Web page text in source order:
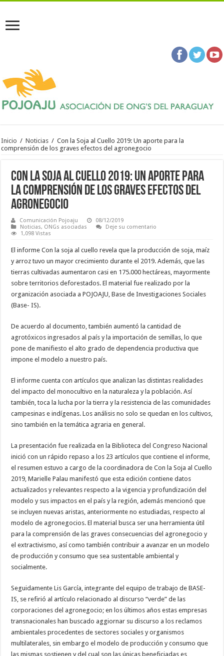
Inicio / Noticias / Con la Soja al Cuello 2019: Un aporte para la
comprensión de los graves efectos del agronegocio
Con la Soja al Cuello 2019: Un aporte para
la comprensión de los graves efectos del
agronegocio
Comunicación Pojoaju
08/12/2019
Noticias, ONGs asociadas
Deje su comentario
1,098 Vistas
El informe Con la soja al cuello revela que la producción de soja, maíz
y arroz tuvo un mayor crecimiento durante el 2019. Además, que las
tierras cultivadas aumentaron casi en 175.000 hectáreas, mayormente
sobre territorios deforestados. El material fue realizado por la
organización asociada a POJOAJU, Base de Investigaciones Sociales
(Base- IS).
De acuerdo al documento, también aumentó la cantidad de
agrotóxicos ingresados al país y la importación de semillas, lo que
pone de manifiesto el alto grado de dependencia productiva que
impone el modelo a nuestro país.
El informe cuenta con artículos que analizan las distintas realidades
del impacto del monocultivo en la naturaleza y la población. Así
también, toca la lucha por la tierra y la resistencia de las comunidades
campesinas e indígenas. Los análisis no solo se quedan en los cultivos,
sino también en la temática agraria en general.
La presentación fue realizada en la Biblioteca del Congreso Nacional
inició con un rápido repaso a los 23 artículos que contiene el informe,
el resumen estuvo a cargo de la coordinadora de Con la Soja al Cuello
2019, Marielle Palau manifestó que esta edición contiene datos
actualizados y relevantes respecto a la vigencia y profundización del
modelo y sus impactos en el país y la región, además mencionó que
se incluyen nuevas aristas, anteriormente no estudiadas, respecto al
modelo de agronegocios. El material busca ser una herramienta útil
para la comprensión de las graves consecuencias del agronegocio y
el extractivismo, así como también contribuir a avanzar en un modelo
de producción y consumo que sea sustentable ambiental y
socialmente.
Seguidamente Lis García, integrante del equipo de trabajo de BASE-
IS, se refirió al artículo relacionado al discurso “verde” de las
corporaciones del agronegocio; en los últimos años estas empresas
transnacionales han buscado aggiornar su discurso a los reclamos
ambientales procedentes de sectores sociales y organismos
multilaterales, sin embargo el modelo de producción y consumo que
las mismas sostienen y del cual son las únicas beneficiadas es